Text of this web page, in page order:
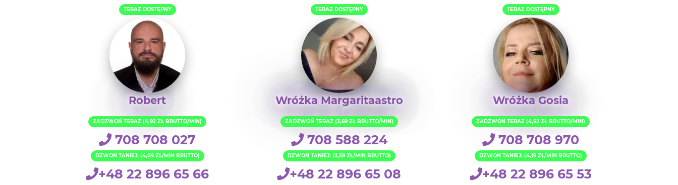
TERAZ DOSTĘPNY
Robert
ZADZWOŃ TERAZ (4,92 ZŁ BRUTTO/MIN)
708 708 027
DZWOŃ TANIEJ: (4,09 ZŁ/MIN BRUTTO)
+48 22 896 65 66
TERAZ DOSTĘPNY
Wróżka Margaritaastro
ZADZWOŃ TERAZ (3,69 ZŁ BRUTTO/MIN)
708 588 224
DZWOŃ TANIEJ: (3,59 ZŁ/MIN BRUTTO)
+48 22 896 65 08
TERAZ DOSTĘPNY
Wróżka Gosia
ZADZWOŃ TERAZ (4,92 ZŁ BRUTTO/MIN)
708 708 970
DZWOŃ TANIEJ: (4,19 ZŁ/MIN BRUTTO)
+48 22 896 65 53